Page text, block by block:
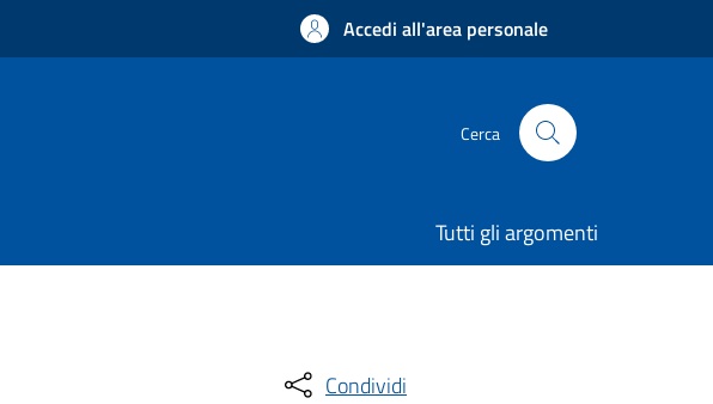
Accedi all'area personale
Cerca
Tutti gli argomenti
Condividi